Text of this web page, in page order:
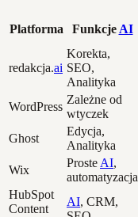
Platforma Funkcje AI
redakcja.ai
Korekta,
SEO,
Analityka
WordPress
Zależne od
wtyczek
Ghost
Edycja,
Analityka
Wix
Proste AI,
automatyzacja
HubSpot
Content
AI, CRM,